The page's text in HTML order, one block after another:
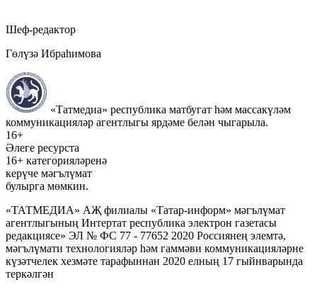
Шеф-редактор
Гөлүзә Ибраһимова
«Татмедиа» республика матбугат һәм массакүләм
коммуникацияләр агентлыгы ярдәме белән чыгарыла.
16+
Әлеге ресурста
16+ категорияләренә
керүче мәгълүмат
булырга мөмкин.
«ТАТМЕДИА» АҖ филиалы «Татар-информ» мәгълүмат
агентлыгының Интертат республика электрон газетасы
редакциясе» ЭЛ № ФС 77 - 77652 2020 Россиянең элемтә,
мәгълүмати технологияләр һәм гаммәви коммуникацияләрне
күзәтчелек хезмәте тарафыннан 2020 елның 17 гыйнварында
теркәлгән